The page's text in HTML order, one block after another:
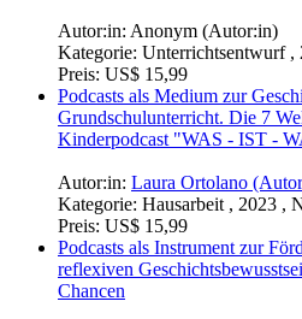
Autor:in: Anonym (Autor:in)
Kategorie: Unterrichtsentwurf ,
Preis: US$ 15,99
Podcasts als Medium zur
Grundschulunterricht. Die 7
Kinderpodcast "WAS - IST -
Autor:in: Laura Ortolano
Kategorie: Hausarbeit , 2023 ,
Preis: US$ 15,99
Podcasts als Instrument zur
reflexiven
Chancen